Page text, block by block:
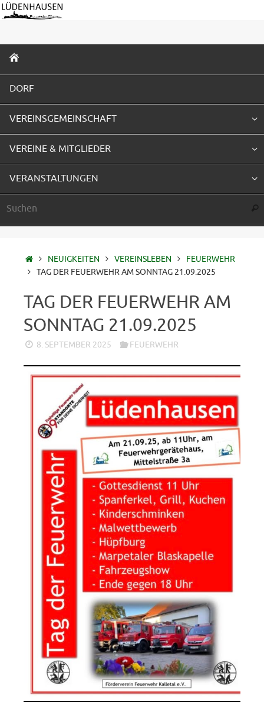
Zum
Inhalt
INHALT
SPRINGEN
DORF
VEREINSGEMEINSCHAFT
VEREINE & MITGLIEDER
VERANSTALTUNGEN
STARTSEITE
NEUIGKEITEN VEREINSLEBEN
FEUERWEHR
TAG DER FEUERWEHR AM SONNTAG 21.09.2025
TAG DER FEUERWEHR AM
SONNTAG 21.09.2025
8. SEPTEMBER 2025 FEUERWEHR